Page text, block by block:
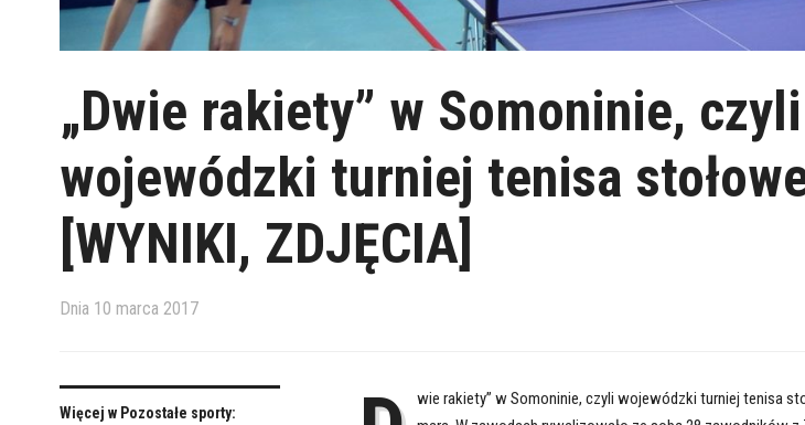
„Dwie rakiety” w Somoninie, czyli
wojewódzki turniej tenisa
[WYNIKI, ZDJĘCIA]
Dnia 10 marca 2017
Więcej w Pozostałe sporty:
wie rakiety” w Somoninie, czyli wojewódzki turniej tenisa